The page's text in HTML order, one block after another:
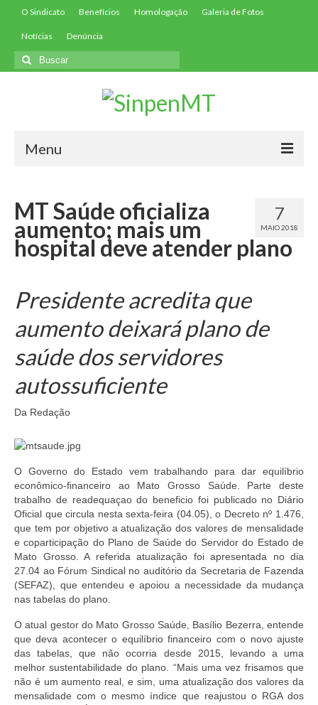
O Sindicato Benefícios Homologação Galeria de Fotos
Notícias Denúncia
Buscar
por:
Menu
Filie-se
Convenções
Contribuição Assistencial
Doc. Publicados
Notícias
Contato
7
MAIO 2018
MT Saúde oficializa
aumento; mais um
hospital deve atender plano
Presidente acredita que
aumento deixará plano de
saúde dos servidores
autossuficiente
Da Redação
O Governo do Estado vem trabalhando para dar equilíbrio
econômico-financeiro ao Mato Grosso Saúde. Parte deste
trabalho de readequaçao do beneficio foi publicado no Diário
Oficial que circula nesta sexta-feira (04.05), o Decreto nº 1.476,
que tem por objetivo a atualização dos valores de mensalidade
e coparticipação do Plano de Saúde do Servidor do Estado de
Mato Grosso. A referida atualização foi apresentada no dia
27.04 ao Fórum Sindical no auditório da Secretaria de Fazenda
(SEFAZ), que entendeu e apoiou a necessidade da mudança
nas tabelas do plano.
O atual gestor do Mato Grosso Saúde, Basílio Bezerra, entende
que deva acontecer o equilíbrio financeiro com o novo ajuste
das tabelas, que não ocorria desde 2015, levando a uma
melhor sustentabilidade do plano. “Mais uma vez frisamos que
não é um aumento real, e sim, uma atualização dos valores da
mensalidade com o mesmo índice que reajustou o RGA dos